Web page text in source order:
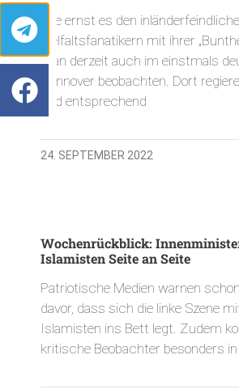
Wie ernst es den
Vielfaltsfanatikern mit ihrer
man derzeit auch im einstmals
Hannover beobachten. Dort
und entsprechend
24. SEPTEMBER 2022
Wochenrückblick:
Islamisten Seite an Seite
Patriotische Medien warnen
davor, dass sich die linke Szene
Islamisten ins Bett legt. Zudem
kritische Beobachter besonders in